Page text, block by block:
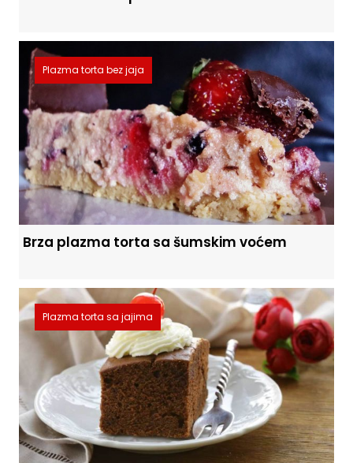
Plazma torta bez jaja
Brza plazma torta sa šumskim voćem
Plazma torta sa jajima